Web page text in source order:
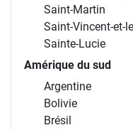
Saint-Martin
Saint-Vincent-et-
Sainte-Lucie
Amérique du sud
Argentine
Bolivie
Brésil